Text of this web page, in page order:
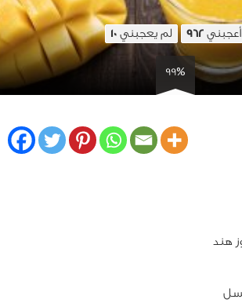
أعجبني962 لم يعجبني10
99%